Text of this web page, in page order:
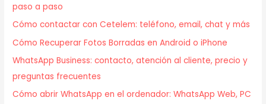
paso a paso
Cómo contactar con Cetelem: teléfono, email, chat y más
Cómo Recuperar Fotos Borradas en Android o iPhone
WhatsApp Business: contacto, atención al cliente, precio y
preguntas frecuentes
Cómo abrir WhatsApp en el ordenador: WhatsApp Web, PC